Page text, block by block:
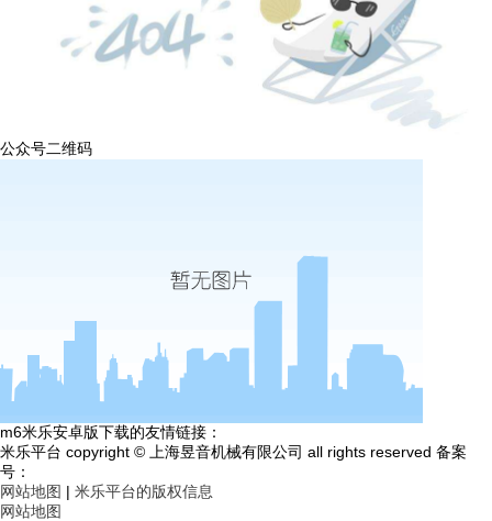
公众号二维码
m6米乐安卓版下载的友情链接：
米乐平台 copyright © 上海昱音机械有限公司 all rights reserved 备案
号：
网站地图 | 米乐平台的版权信息
网站地图